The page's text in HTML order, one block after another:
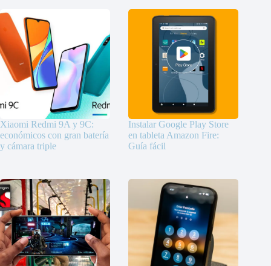
Xiaomi Redmi 9A y 9C:
económicos con gran batería
y cámara triple
Instalar Google Play Store
en tableta Amazon Fire:
Guía fácil